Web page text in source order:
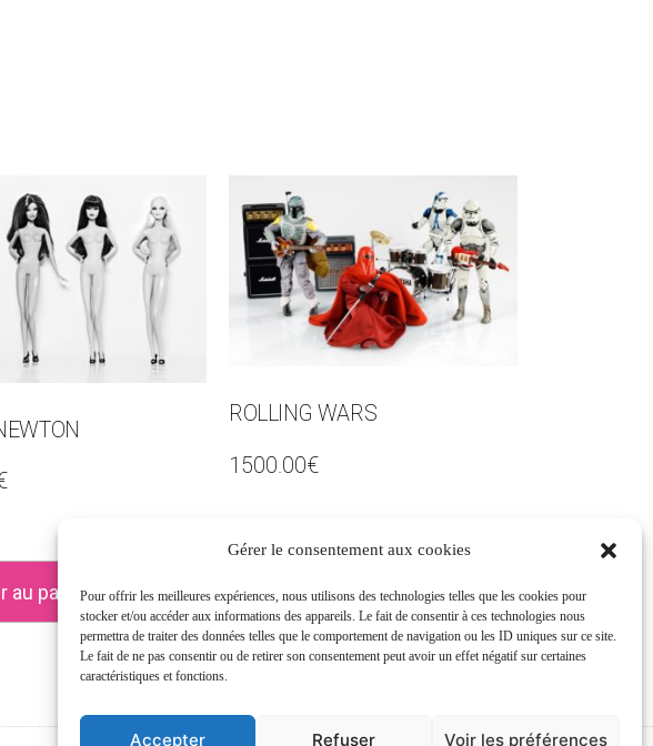
Gérer le consentement aux cookies
Pour offrir les meilleures expériences, nous utilisons des technologies telles que les cookies pour
stocker et/ou accéder aux informations des appareils. Le fait de consentir à ces technologies nous
permettra de traiter des données telles que le comportement de navigation ou les ID uniques sur ce site.
Le fait de ne pas consentir ou de retirer son consentement peut avoir un effet négatif sur certaines
caractéristiques et fonctions.
Accepter Refuser Voir les préférences
au panier
ROLLING WARS
1500.00€